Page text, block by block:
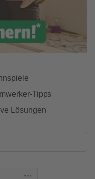
Tipps
Lösungen